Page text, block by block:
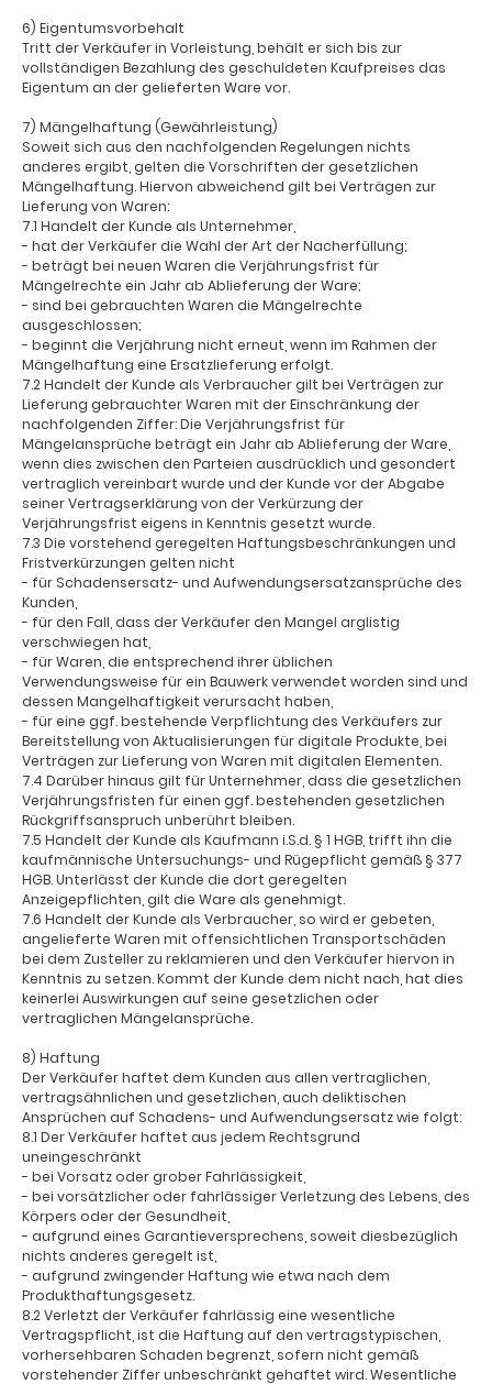
6) Eigentumsvorbehalt
Tritt der Verkäufer in Vorleistung, behält er sich bis zur
vollständigen Bezahlung des geschuldeten Kaufpreises das
Eigentum an der gelieferten Ware vor.
7) Mängelhaftung (Gewährleistung)
Soweit sich aus den nachfolgenden Regelungen nichts
anderes ergibt, gelten die Vorschriften der gesetzlichen
Mängelhaftung. Hiervon abweichend gilt bei Verträgen zur
Lieferung von Waren:
7.1 Handelt der Kunde als Unternehmer,
- hat der Verkäufer die Wahl der Art der Nacherfüllung;
- beträgt bei neuen Waren die Verjährungsfrist für
Mängelrechte ein Jahr ab Ablieferung der Ware;
- sind bei gebrauchten Waren die Mängelrechte
ausgeschlossen;
- beginnt die Verjährung nicht erneut, wenn im Rahmen der
Mängelhaftung eine Ersatzlieferung erfolgt.
7.2 Handelt der Kunde als Verbraucher gilt bei Verträgen zur
Lieferung gebrauchter Waren mit der Einschränkung der
nachfolgenden Ziffer: Die Verjährungsfrist für
Mängelansprüche beträgt ein Jahr ab Ablieferung der Ware,
wenn dies zwischen den Parteien ausdrücklich und gesondert
vertraglich vereinbart wurde und der Kunde vor der Abgabe
seiner Vertragserklärung von der Verkürzung der
Verjährungsfrist eigens in Kenntnis gesetzt wurde.
7.3 Die vorstehend geregelten Haftungsbeschränkungen und
Fristverkürzungen gelten nicht
- für Schadensersatz- und Aufwendungsersatzansprüche des
Kunden,
- für den Fall, dass der Verkäufer den Mangel arglistig
verschwiegen hat,
- für Waren, die entsprechend ihrer üblichen
Verwendungsweise für ein Bauwerk verwendet worden sind und
dessen Mangelhaftigkeit verursacht haben,
- für eine ggf. bestehende Verpflichtung des Verkäufers zur
Bereitstellung von Aktualisierungen für digitale Produkte, bei
Verträgen zur Lieferung von Waren mit digitalen Elementen.
7.4 Darüber hinaus gilt für Unternehmer, dass die gesetzlichen
Verjährungsfristen für einen ggf. bestehenden gesetzlichen
Rückgriffsanspruch unberührt bleiben.
7.5 Handelt der Kunde als Kaufmann i.S.d. § 1 HGB, trifft ihn die
kaufmännische Untersuchungs- und Rügepflicht gemäß § 377
HGB. Unterlässt der Kunde die dort geregelten
Anzeigepflichten, gilt die Ware als genehmigt.
7.6 Handelt der Kunde als Verbraucher, so wird er gebeten,
angelieferte Waren mit offensichtlichen Transportschäden
bei dem Zusteller zu reklamieren und den Verkäufer hiervon in
Kenntnis zu setzen. Kommt der Kunde dem nicht nach, hat dies
keinerlei Auswirkungen auf seine gesetzlichen oder
vertraglichen Mängelansprüche.
8) Haftung
Der Verkäufer haftet dem Kunden aus allen vertraglichen,
vertragsähnlichen und gesetzlichen, auch deliktischen
Ansprüchen auf Schadens- und Aufwendungsersatz wie folgt:
8.1 Der Verkäufer haftet aus jedem Rechtsgrund
uneingeschränkt
- bei Vorsatz oder grober Fahrlässigkeit,
- bei vorsätzlicher oder fahrlässiger Verletzung des Lebens, des
Körpers oder der Gesundheit,
- aufgrund eines Garantieversprechens, soweit diesbezüglich
nichts anderes geregelt ist,
- aufgrund zwingender Haftung wie etwa nach dem
Produkthaftungsgesetz.
8.2 Verletzt der Verkäufer fahrlässig eine wesentliche
Vertragspflicht, ist die Haftung auf den vertragstypischen,
vorhersehbaren Schaden begrenzt, sofern nicht gemäß
vorstehender Ziffer unbeschränkt gehaftet wird. Wesentliche